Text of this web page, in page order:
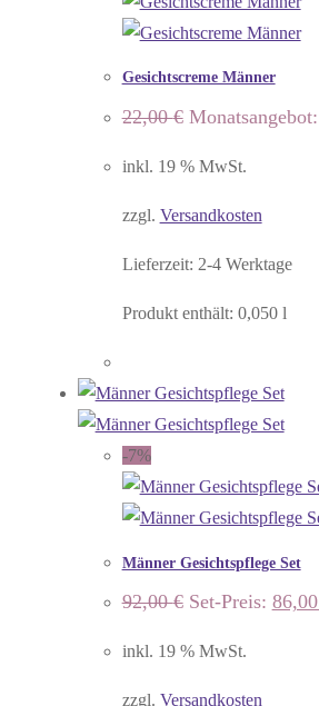
Gesichtscreme Männer
22,00€ Ursprünglicher
22,00 €
Monatsangebot:
inkl. 19 % MwSt.
zzgl. Versandkosten
Lieferzeit: 2-4 Werktage
Produkt enthält: 0,050 l
-7%
Männer Gesichtspflege Set
92,00€ Ursprünglicher
92,00 €
Set-Preis: 86,00
inkl. 19 % MwSt.
zzgl. Versandkosten